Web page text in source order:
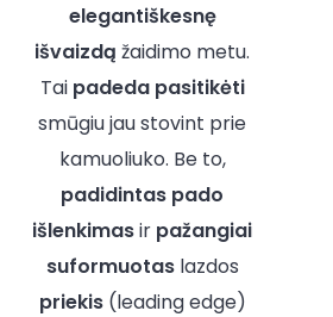
elegantiškesnę
išvaizdą žaidimo metu.
Tai padeda pasitikėti
smūgiu jau stovint prie
kamuoliuko. Be to,
padidintas pado
išlenkimasir pažangiai
suformuotaslazdos
priekis(leading edge)